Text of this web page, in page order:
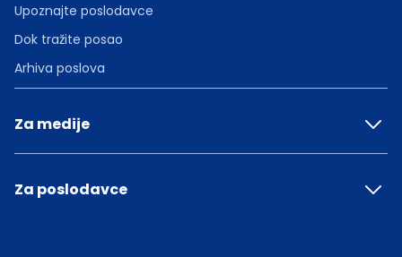
Upoznajte poslodavce
Dok tražite posao
Arhiva poslova
Za medije
Za poslodavce